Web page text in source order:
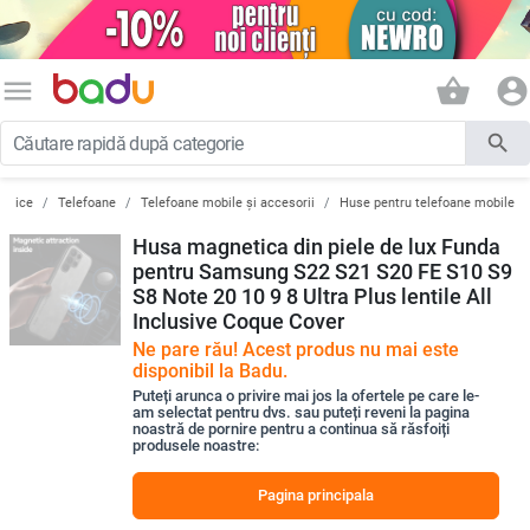
menu shopping_basket account_circle
search
Telefoane Telefoane mobile și accesorii Huse pentru telefoane mobile
Husa magnetica din piele de lux Funda
pentru Samsung S22 S21 S20 FE S10 S9
S8 Note 20 10 9 8 Ultra Plus lentile All
Inclusive Coque Cover
Ne pare rău! Acest produs nu mai este
disponibil la Badu.
Puteți arunca o privire mai jos la ofertele pe care le-
am selectat pentru dvs. sau puteți reveni la pagina
noastră de pornire pentru a continua să răsfoiți
produsele noastre:
Pagina principala